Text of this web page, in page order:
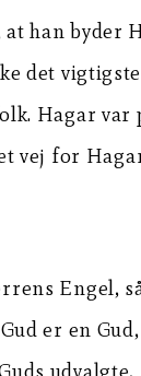
han
det
Hagar var
vej for
Engel,
er en